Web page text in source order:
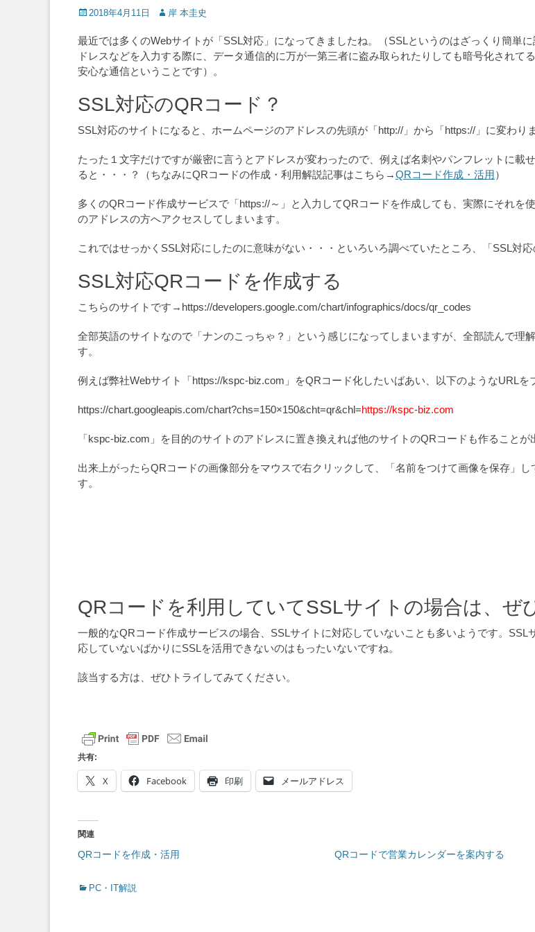
Posted
2018年4月11日 Author
岸 本圭史
最近では多くのWebサイトが「SSL対応」になってきましたね。（SSLというのはざっくり簡単
ドレスなどを入力する際に、データ通信的に万が一第三者に盗み取られたりしても暗号化され
安心な通信ということです）。
SSL対応のQRコード？
SSL対応のサイトになると、ホームページのアドレスの先頭が「http://」から「https://」に変わりま
たった１文字だけですが厳密に言うとアドレスが変わったので、例えば名刺やパンフレットに
ると・・・？（ちなみにQRコードの作成・利用解説記事はこちら→QRコード作成・活用）
多くのQRコード作成サービスで「https://～」と入力してQRコードを作成しても、実際にそれを
のアドレスの方へアクセスしてしまいます。
これではせっかくSSL対応にしたのに意味がない・・・といろいろ調べていたところ、「SSL対
SSL対応QRコードを作成する
こちらのサイトです→https://developers.google.com/chart/infographics/docs/qr_codes
全部英語のサイトなので「ナンのこっちゃ？」という感じになってしまいますが、全部読んで理
す。
例えば弊社Webサイト「https://kspc-biz.com」をQRコード化したいばあい、以下のようなURLを
https://chart.googleapis.com/chart?chs=150×150&cht=qr&chl=https://kspc-biz.com
「kspc-biz.com」を目的のサイトのアドレスに置き換えれば他のサイトのQRコードも作ることが
出来上がったらQRコードの画像部分をマウスで右クリックして、「名前をつけて画像を保存」
す。
QRコードを利用していてSSLサイトの場合は、ぜ
一般的なQRコード作成サービスの場合、SSLサイトに対応していないことも多いようです。
応していないばかりにSSLを活用できないのはもったいないですね。
該当する方は、ぜひトライしてみてください。
共有:
X Facebook 印刷 メールアドレス
関連
QRコードを作成・活用 QRコードで営業カレンダーを案内する
Categories
PC・IT解説